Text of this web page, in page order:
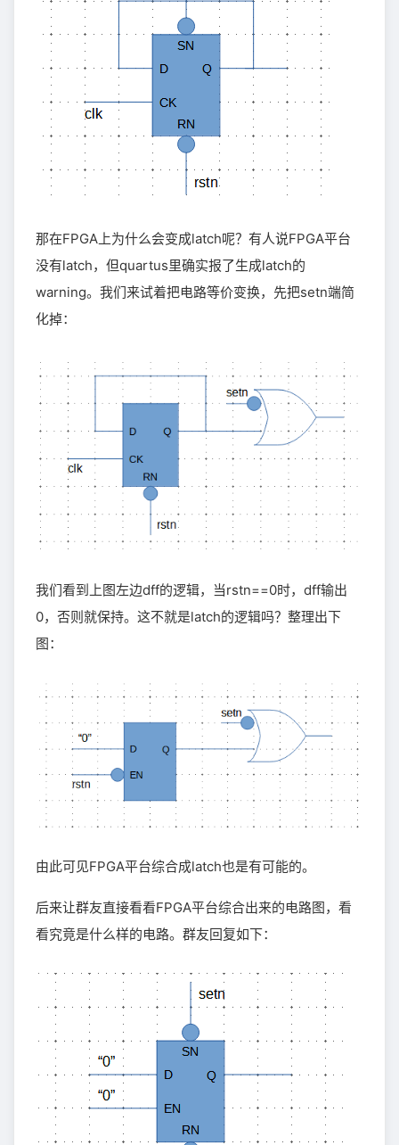
那在FPGA上为什么会变成latch呢？有人说FPGA平台
没有latch，但quartus里确实报了生成latch的
warning。我们来试着把电路等价变换，先把setn端简
化掉：
我们看到上图左边dff的逻辑，当rstn==0时，dff输出
0，否则就保持。这不就是latch的逻辑吗？整理出下
图：
由此可见FPGA平台综合成latch也是有可能的。
后来让群友直接看看FPGA平台综合出来的电路图，看
看究竟是什么样的电路。群友回复如下：